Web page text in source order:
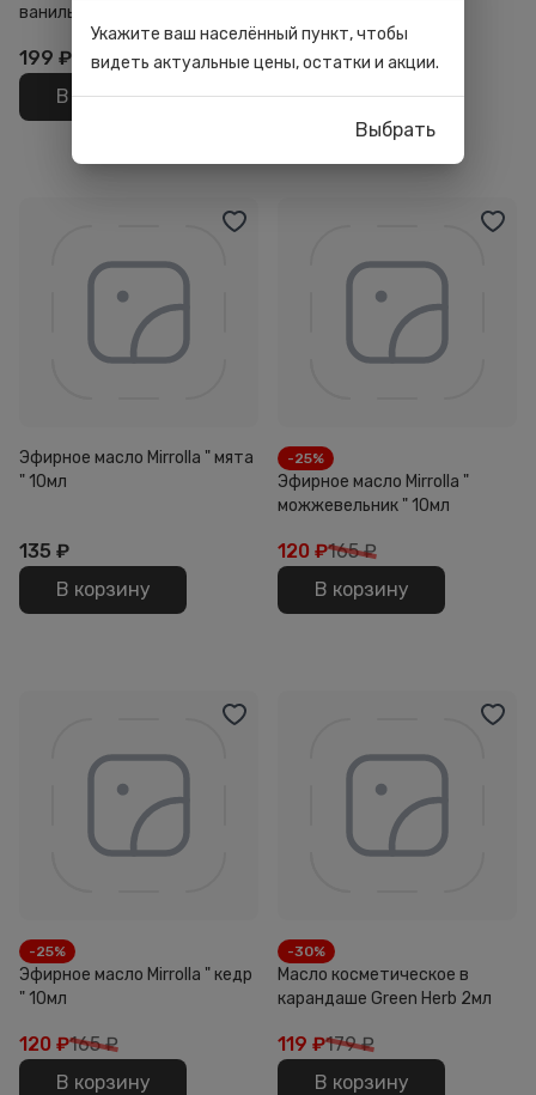
ваниль " 10мл
199 ₽
В корзину
115₽
В корзину
Эфирное масло Mirrolla " мята
" 10мл
135 ₽
В корзину
-25%
Эфирное масло Mirrolla "
можжевельник " 10мл
120 ₽165 ₽
В корзину
-25%
Эфирное масло Mirrolla " кедр
" 10мл
120 ₽165 ₽
В корзину
-30%
Масло косметическое в
карандаше Green Herb 2мл
119 ₽179 ₽
В корзину
Укажите ваш населённый пункт, чтобы
видеть актуальные цены, остатки и акции.
Выбрать